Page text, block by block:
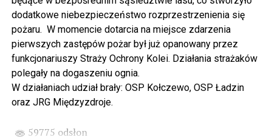
spod biblioteki). O godzinie 19.00 w kolegiacie
wysłuchamy organowego koncertu w wykonaniu
państwa Witkowskich.
Wyjątkowym wydarzeniem będzie koncert w wykonaniu
Kawuś Music Project, podczas którego wysłuchamy
polskich przebojów w jazzowej aranżacji (godz. 20.00
przed biblioteką). Podczas koncertu zaplanowaliśmy dla
dodatkowe niebezpieczeństwo rozprzestrzenienia się
pożaru. W momencie dotarcia na miejsce zdarzenia
pierwszych zastępów pożar był już opanowany przez
funkcjonariuszy Straży Ochrony Kolei. Działania strażaków
polegały na dogaszeniu ognia.
W działaniach udział brały: OSP Kołczewo, OSP Ładzin
oraz JRG Międzyzdroje.
59775 odsłon